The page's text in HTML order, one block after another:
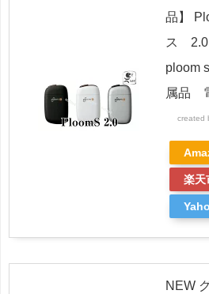
品】
ス 2.0
ploom
属品
created
楽天
NEW